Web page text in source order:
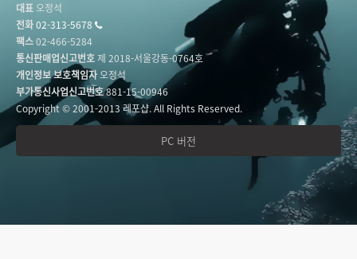
대표오정석
전화02-313-5678
팩스02-466-5284
통신판매업신고번호제 2018-서울강동-0764호
개인정보 보호책임자오정석
부가통신사업신고번호881-15-00946
Copyright © 2001-2013 레포샵. All Rights Reserved.
PC 버전